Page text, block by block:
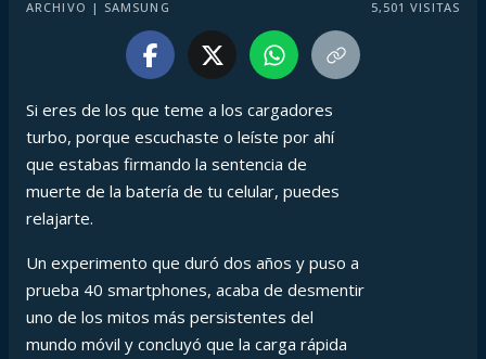
ARCHIVO | SAMSUNG 5,501 VISITAS
Si eres de los que teme a los cargadores
turbo, porque escuchaste o leíste por ahí
que estabas firmando la sentencia de
muerte de la batería de tu celular, puedes
relajarte.
Un experimento que duró dos años y puso a
prueba 40 smartphones, acaba de desmentir
uno de los mitos más persistentes del
mundo móvil y concluyó que la carga rápida